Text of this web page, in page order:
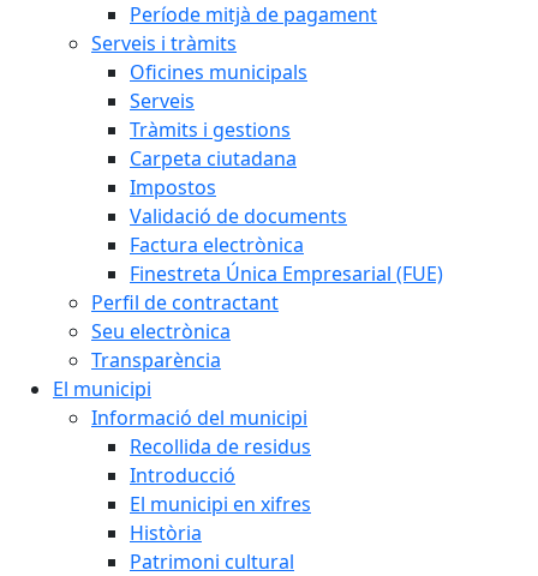
Període mitjà de pagament
Serveis i tràmits
Oficines municipals
Serveis
Tràmits i gestions
Carpeta ciutadana
Impostos
Validació de documents
Factura electrònica
Finestreta Única Empresarial (FUE)
Perfil de contractant
Seu electrònica
Transparència
El municipi
Informació del municipi
Recollida de residus
Introducció
El municipi en xifres
Història
Patrimoni cultural